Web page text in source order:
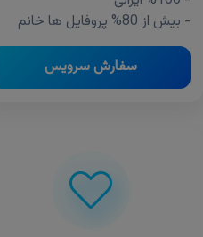
- بیش از 80% پروفایل ها خانم
سفارش سرویس